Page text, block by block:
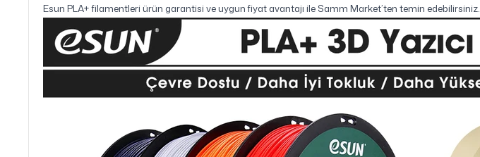
Esun PLA+ filamentleri ürün garantisi ve uygun fiyat avantajı ile Samm Market’ten temin edebilirsiniz.